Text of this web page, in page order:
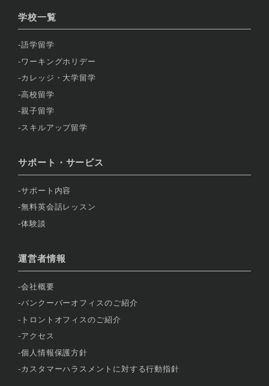
学校一覧
語学留学
ワーキングホリデー
カレッジ・大学留学
高校留学
親子留学
スキルアップ留学
サポート・サービス
サポート内容
無料英会話レッスン
体験談
運営者情報
会社概要
バンクーバーオフィスのご紹介
トロントオフィスのご紹介
アクセス
個人情報保護方針
カスタマーハラスメントに対する行動指針